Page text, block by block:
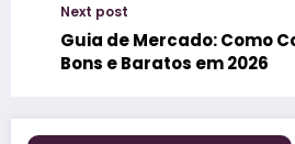
Next post
Guia de Mercado: Como
Bons e Baratos em 2026